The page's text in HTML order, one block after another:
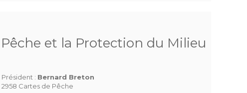
et la Protection du Milieu
Président : Bernard Breton
2958 Cartes de Pêche